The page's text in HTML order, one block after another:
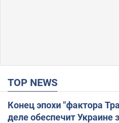
TOP NEWS
Конец эпохи "фактора
деле обеспечит Украине